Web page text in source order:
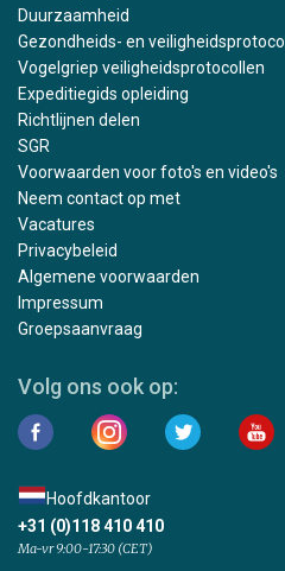
Duurzaamheid
Gezondheids- en veiligheidsprotocol
Vogelgriep veiligheidsprotocollen
Expeditiegids opleiding
Richtlijnen delen
SGR
Voorwaarden voor foto's en video's
Neem contact op met
Vacatures
Privacybeleid
Algemene voorwaarden
Impressum
Groepsaanvraag
Volg ons ook op:
Hoofdkantoor
+31 (0)118 410 410
Ma-vr 9:00-17:30 (CET)